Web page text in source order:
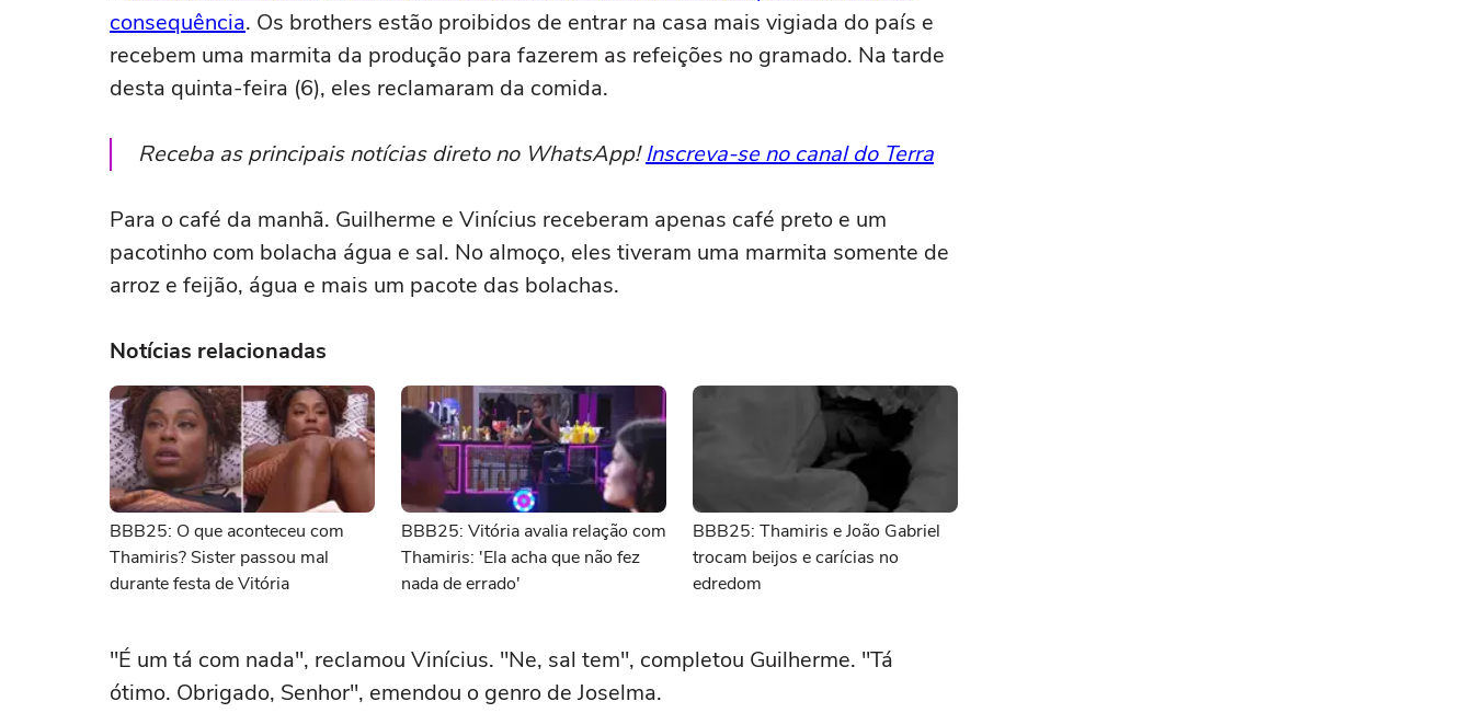
consequência. Os brothers estão proibidos de entrar na casa mais vigiada do país e
recebem uma marmita da produção para fazerem as refeições no gramado. Na tarde
desta quinta-feira (6), eles reclamaram da comida.
Receba as principais notícias direto no WhatsApp!Inscreva-se no canal do Terra
Para o café da manhã. Guilherme e Vinícius receberam apenas café preto e um
pacotinho com bolacha água e sal. No almoço, eles tiveram uma marmita somente de
arroz e feijão, água e mais um pacote das bolachas.
Notícias relacionadas
BBB25: O que aconteceu com
Thamiris? Sister passou mal
durante festa de Vitória
BBB25: Vitória avalia relação com
Thamiris: 'Ela acha que não fez
nada de errado'
BBB25: Thamiris e João Gabriel
trocam beijos e carícias no
edredom
"É um tá com nada", reclamou Vinícius. "Ne, sal tem", completou Guilherme. "Tá
ótimo. Obrigado, Senhor", emendou o genro de Joselma.